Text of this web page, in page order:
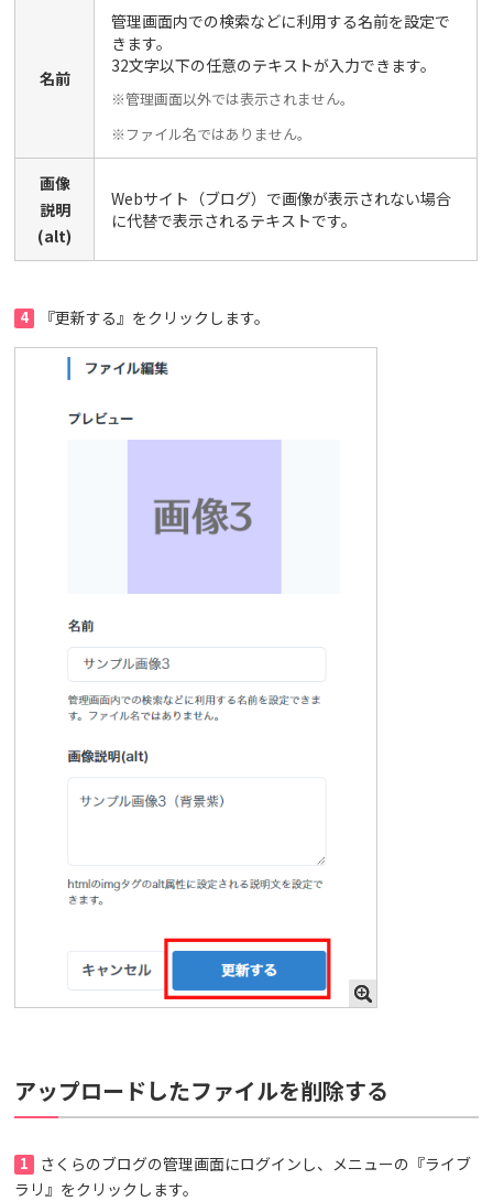
名前
管理画面内での検索などに利用する名前を設定で
きます。
32文字以下の任意のテキストが入力できます。
※管理画面以外では表示されません。
※ファイル名ではありません。
画像
説明
(alt)
Webサイト（ブログ）で画像が表示されない場合
に代替で表示されるテキストです。
4 『更新する』をクリックします。
アップロードしたファイルを削除する
1
さくらのブログの管理画面にログインし、メニューの『ライブ
ラリ』をクリックします。